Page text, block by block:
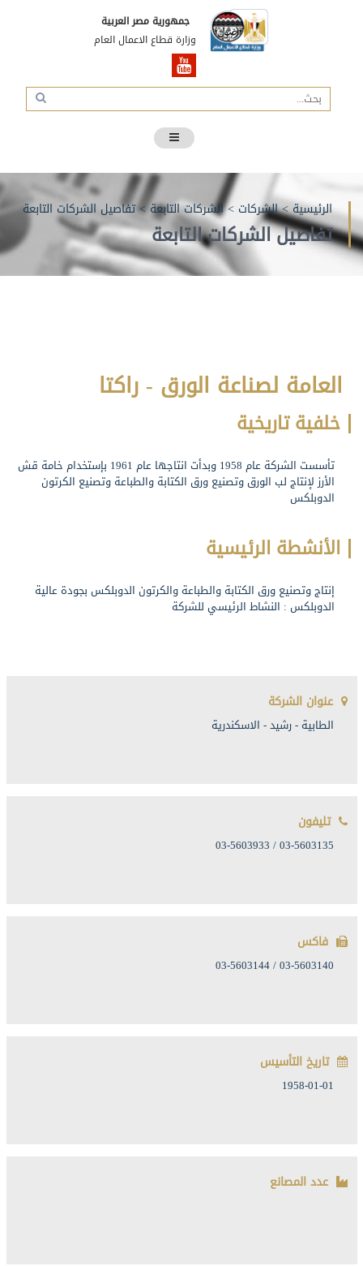
جمهورية مصر العربية
وزارة قطاع الاعمال العام
الرئيسية>الشركات >الشركات التابعة>تفاصيل الشركات التابعة
تفاصيل الشركات التابعة
العامة لصناعة الورق - راكتا
خلفية تاريخية
تأسست الشركة عام 1958 وبدأت انتاجها عام 1961 بإستخدام خامة قش
الأرز لإنتاج لب الورق وتصنيع ورق الكتابة والطباعة وتصنيع الكرتون
الدوبلكس
الأنشطة الرئيسية
إنتاج وتصنيع ورق الكتابة والطباعة والكرتون الدوبلكس بجودة عالية
الدوبلكس : النشاط الرئيسي للشركة
عنوان الشركة
الطابية - رشيد - الاسكندرية
تليفون
03-5603135 / 03-5603933
فاكس
03-5603140 / 03-5603144
تاريخ التأسيس
1958-01-01
عدد المصانع